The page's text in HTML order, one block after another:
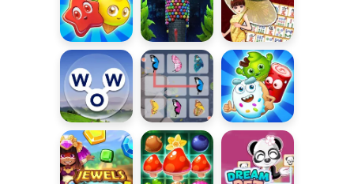
Morza 2
Candy
Riddles
Bubble Tower
3D
Mahjong Link
Words of
Wonders
Motyl Kyodai
HD
Sugar Heroes